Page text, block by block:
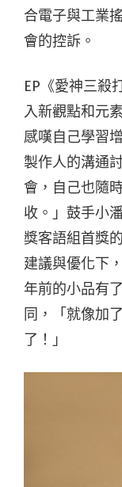
合電子與工業
會的控訴。
EP《愛神三殺
入新觀點和元
感嘆自己學習
製作人的溝通
會，自己也隨
收。」鼓手小
獎客語組首獎
建議與優化下
年前的小品有
同，「就像加
了！」